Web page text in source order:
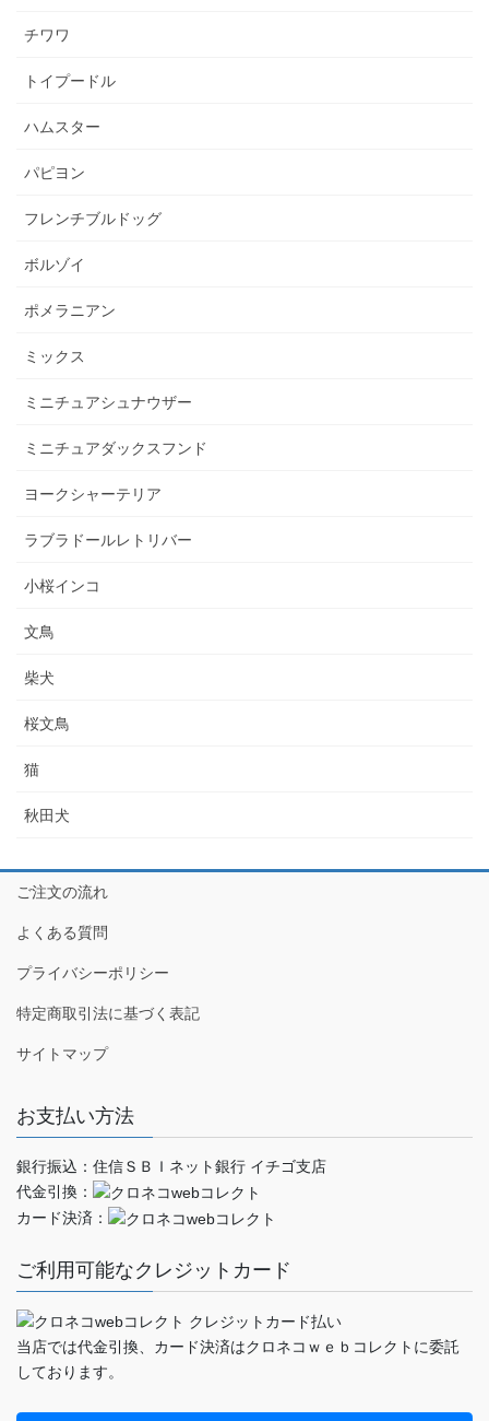
チワワ
トイプードル
ハムスター
パピヨン
フレンチブルドッグ
ボルゾイ
ポメラニアン
ミックス
ミニチュアシュナウザー
ミニチュアダックスフンド
ヨークシャーテリア
ラブラドールレトリバー
小桜インコ
文鳥
柴犬
桜文鳥
猫
秋田犬
ご注文の流れ
よくある質問
プライバシーポリシー
特定商取引法に基づく表記
サイトマップ
お支払い方法
銀行振込：住信ＳＢＩネット銀行 イチゴ支店
代金引換：
カード決済：
ご利用可能なクレジットカード
当店では代金引換、カード決済はクロネコｗｅｂコレクトに委託
しております。